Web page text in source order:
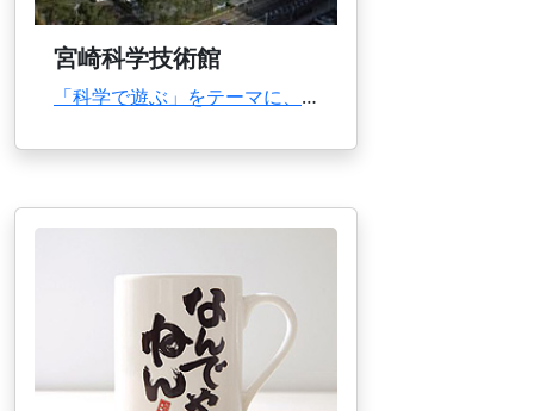
宮崎科学技術館
「科学で遊ぶ」をテーマに、最先端の科学技術に基づく展示物を五感で体感しながら楽しく学習でき...